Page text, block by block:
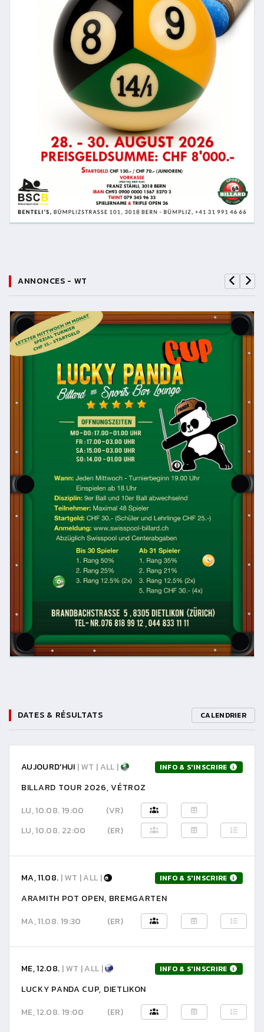
ANNONCES - WT
DATES & RÉSULTATS CALENDRIER
AUJOURD'HUI | WT | ALL | INFO & S'INSCRIRE
BILLARD TOUR 2026, VÉTROZ
LU, 10.08. 19:00
(VR)
LU, 10.08. 22:00
(ER)
MA, 11.08. | WT | ALL | INFO & S'INSCRIRE
ARAMITH POT OPEN, BREMGARTEN
MA, 11.08. 19:30
(ER)
ME, 12.08. | WT | ALL | INFO & S'INSCRIRE
LUCKY PANDA CUP, DIETLIKON
ME, 12.08. 19:00
(ER)